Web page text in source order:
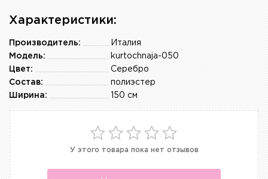
Характеристики:
Италия
Производитель:
kurtochnaja-050
Модель:
Серебро
Цвет:
полиэстер
Состав:
150 см
Ширина:
У этого товара пока нет отзывов